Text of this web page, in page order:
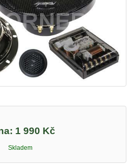
1 990 Kč
Skladem